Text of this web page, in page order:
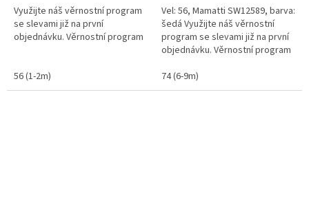
Využijte náš věrnostní program
se slevami již na první
objednávku. Věrnostní program
56 (1-2m)
Vel: 56, Mamatti SW12589, barva:
šedá Využijte náš věrnostní
program se slevami již na první
objednávku. Věrnostní program
74 (6-9m)